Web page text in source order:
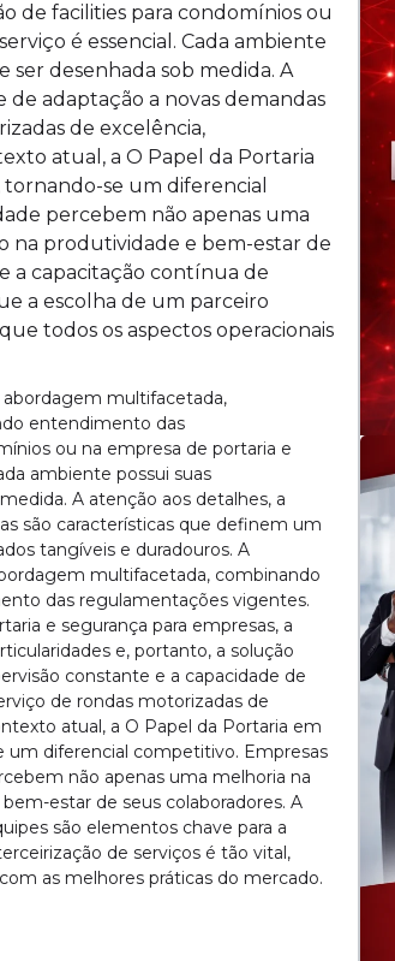
de facilities para condomínios ou
é essencial. Cada ambiente
ser desenhada sob medida. A
de adaptação a novas demandas
de excelência,
atual, a O Papel da Portaria
se um diferencial
percebem não apenas uma
na produtividade e bem-estar de
a capacitação contínua de
a escolha de um parceiro
todos os aspectos operacionais
multifacetada,
entendimento das
ou na empresa de portaria e
ambiente possui suas
A atenção aos detalhes, a
são características que definem um
tangíveis e duradouros. A
multifacetada, combinando
das regulamentações vigentes.
e segurança para empresas, a
e, portanto, a solução
constante e a capacidade de
de rondas motorizadas de
atual, a O Papel da Portaria em
um diferencial competitivo. Empresas
não apenas uma melhoria na
estar de seus colaboradores. A
são elementos chave para a
de serviços é tão vital,
as melhores práticas do mercado.